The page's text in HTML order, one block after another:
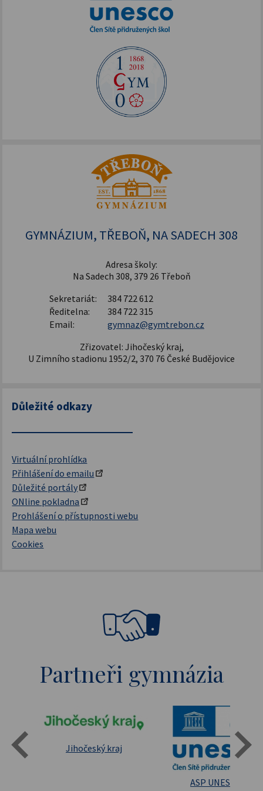
GYMNÁZIUM, TŘEBOŇ, NA SADECH 308
Adresa školy:
Na Sadech 308, 379 26 Třeboň
Sekretariát:
384 722 612
Ředitelna:
384 722 315
Email:
gymnaz@gymtrebon.cz
Zřizovatel: Jihočeský kraj,
U Zimního stadionu 1952/2, 370 76 České Budějovice
Důležité odkazy
Virtuální prohlídka
Přihlášení do emailu
Důležité portály
ONline pokladna
Prohlášení o přístupnosti webu
Mapa webu
Cookies
Partneři gymnázia
Státní oblastní archív Třeboň Jihočeský kraj